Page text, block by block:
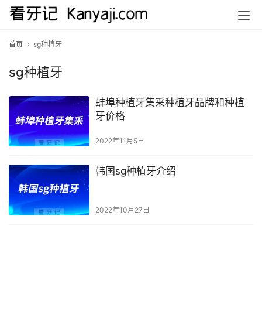
首页 sg种植牙
sg种植牙
蚌埠种植牙集采种植牙品牌和种植
牙价格
2022年11月5日
韩国sg种植牙介绍
2022年10月27日